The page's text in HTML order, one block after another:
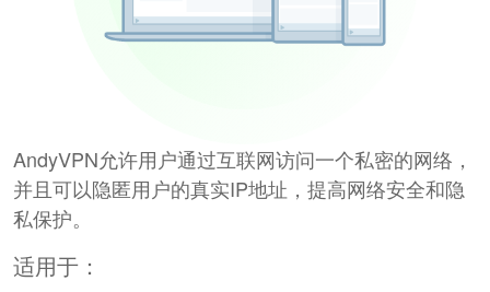
AndyVPN允许用户通过互联网访问一个私密的网络，
并且可以隐匿用户的真实IP地址，提高网络安全和隐
私保护。
适用于：